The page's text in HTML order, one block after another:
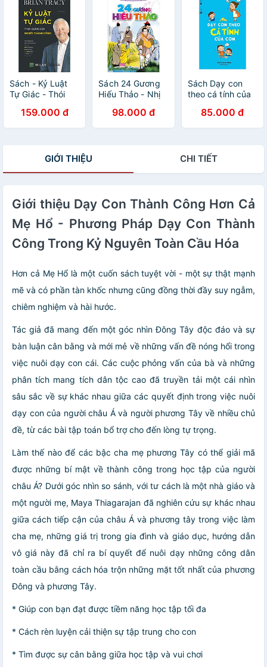
Sách - Kỷ Luật
Tự Giác - Thói
Thành Công
159.000 đ
Sách 24 Gương
Hiếu Thảo - Nhị
Toàn Tập
98.000 đ
Sách Dạy con
theo cá tính của
85.000 đ
GIỚI THIỆU CHI TIẾT
Giới thiệu Dạy Con Thành Công Hơn Cả
Mẹ Hổ - Phương Pháp Dạy Con Thành
Công Trong Kỷ Nguyên Toàn Cầu Hóa
Hơn cả Mẹ Hổ là một cuốn sách tuyệt vời - một sự thật mạnh
mẽ và có phần tàn khốc nhưng cũng đồng thời đầy suy ngẫm,
chiêm nghiệm và hài hước.
Tác giả đã mang đến một góc nhìn Đông Tây độc đáo và sự
bàn luận cân bằng và mới mẻ về những vấn đề nóng hổi trong
việc nuôi dạy con cái. Các cuộc phỏng vấn của bà và những
phân tích mang tích dân tộc cao đã truyền tải một cái nhìn
sâu sắc về sự khác nhau giữa các quyết định trong việc nuôi
dạy con của người châu Á và người phương Tây về nhiều chủ
đề, từ các bài tập toán bổ trợ cho đến lòng tự trọng.
Làm thế nào để các bậc cha mẹ phương Tây có thể giải mã
được những bí mật về thành công trong học tập của người
châu Á? Dưới góc nhìn so sánh, với tư cách là một nhà giáo và
một người mẹ, Maya Thiagarajan đã nghiên cứu sự khác nhau
giữa cách tiếp cận của châu Á và phương tây trong việc làm
cha mẹ, những giá trị trong gia đình và giáo dục, hướng dẫn
vô giá này đã chỉ ra bí quyết để nuôi dạy những công dân
toàn cầu bằng cách hóa trộn những mặt tốt nhất của phương
Đông và phương Tây.
* Giúp con bạn đạt được tiềm năng học tập tối đa
* Cách rèn luyện cải thiện sự tập trung cho con
* Tìm được sự cân bằng giữa học tập và vui chơi